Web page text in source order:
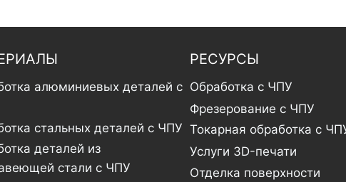
алюминиевых деталей с
стальных деталей с ЧПУ
деталей из
стали с ЧПУ
РЕСУРСЫ
Обработка с ЧПУ
Фрезерование с ЧПУ
Токарная обработка с
Услуги 3D-печати
Отделка поверхности